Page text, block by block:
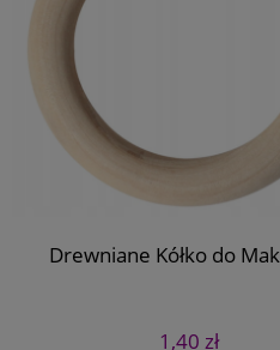
Drewniane Kółko do
1,40 zł